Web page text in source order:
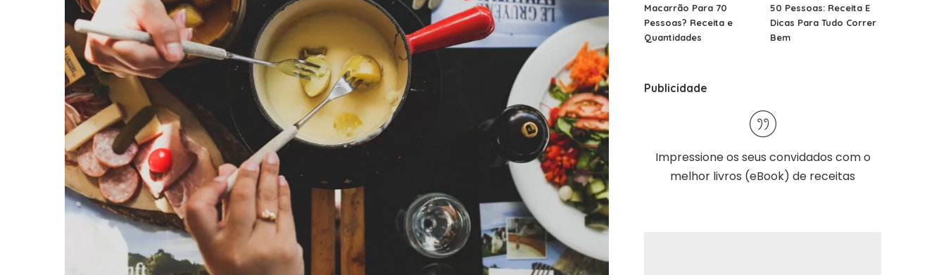
Macarrão Para 70
Pessoas? Receita e
Quantidades
50 Pessoas: Receita E
Dicas Para Tudo Correr
Bem
Publicidade
Impressione os seus convidados com o
melhor livros (eBook) de receitas